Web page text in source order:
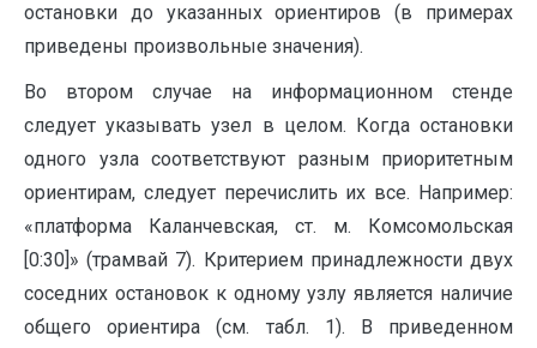
остановки до указанных ориентиров (в примерах
приведены произвольные значения).
Во втором случае на информационном стенде
следует указывать узел в целом. Когда остановки
одного узла соответствуют разным приоритетным
ориентирам, следует перечислить их все. Например:
«платформа Каланчевская, ст. м. Комсомольская
[0:30]» (трамвай 7). Критерием принадлежности двух
соседних остановок к одному узлу является наличие
общего ориентира (см. табл. 1). В приведенном